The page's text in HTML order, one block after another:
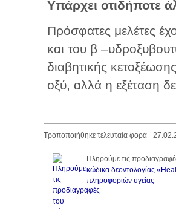
Υπάρχει οτιδήποτε
Πρόσφατες μελέτες
και του β
διαβητικής
οξύ, αλλά η εξέταση
Τροποποιήθηκε τελευταία φορά
Πληρούμε τις
κώδικα δεοντολογίας
πληροφοριών υγείας
.